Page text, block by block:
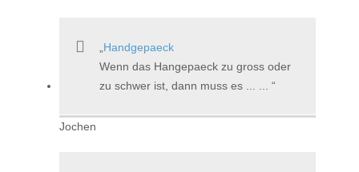
Handgepaeck
Wenn das Hangepaeck zu gross oder
zu schwer ist, dann muss es ... ...
Jochen